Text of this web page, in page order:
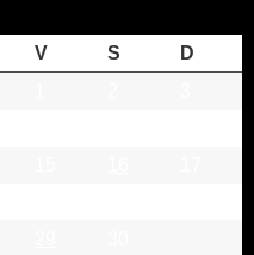
V S
D